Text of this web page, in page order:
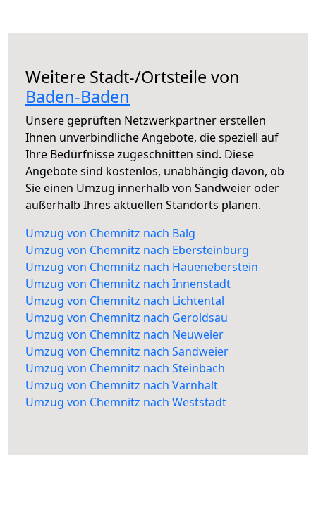
Weitere Stadt-/Ortsteile von
Baden-Baden
Unsere geprüften Netzwerkpartner erstellen
Ihnen unverbindliche Angebote, die speziell auf
Ihre Bedürfnisse zugeschnitten sind. Diese
Angebote sind kostenlos, unabhängig davon, ob
Sie einen Umzug innerhalb von Sandweier oder
außerhalb Ihres aktuellen Standorts planen.
Umzug von Chemnitz nach Balg
Umzug von Chemnitz nach Ebersteinburg
Umzug von Chemnitz nach Haueneberstein
Umzug von Chemnitz nach Innenstadt
Umzug von Chemnitz nach Lichtental
Umzug von Chemnitz nach Geroldsau
Umzug von Chemnitz nach Neuweier
Umzug von Chemnitz nach Sandweier
Umzug von Chemnitz nach Steinbach
Umzug von Chemnitz nach Varnhalt
Umzug von Chemnitz nach Weststadt